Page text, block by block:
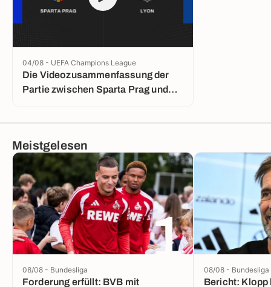
Die Videozusammenfassung der
Partie zwischen Sparta Prag und
04/08 - UEFA Champions League
Meistgelesen
1
Forderung erfüllt: BVB mit
08/08 - Bundesliga
Bericht: Klopp
08/08 - Bundesliga